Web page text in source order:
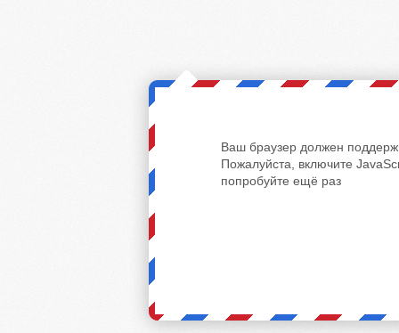
Ваш браузер должен
Пожалуйста, включите
попробуйте ещё раз